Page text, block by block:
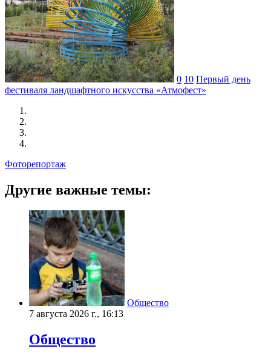
0 10 Первый день
фестиваля ландшафтного искусства «Атмофест»
Фоторепортаж
Другие важные темы:
Общество
7 августа 2026 г., 16:13
Общество